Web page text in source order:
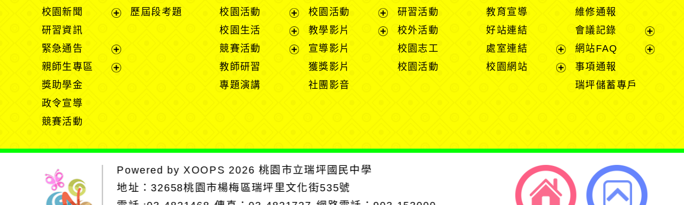
展
單
校園新聞
選
單
研習資訊
緊急通告
展
開
親師生專區
獎助學金
政令宣導
競賽活動
歷屆段考題
校園活動
展
選
校園生活
展
開
競賽活動
教師研習
專題演講
展
選
校園活動
展
教學影片
宣導影片
獲獎影片
社團影音
研習活動
校外活動
校園志工
校園活動
單
教育宣導
好站連結
處室連結
展
開
校園網站
維修通報
會議記錄
展
開
網站FAQ
事項通報
瑞坪儲蓄專戶
Powered by XOOPS 2026桃園市立瑞坪國民中學
地址： 32658桃園市楊梅區瑞坪里文化街535號